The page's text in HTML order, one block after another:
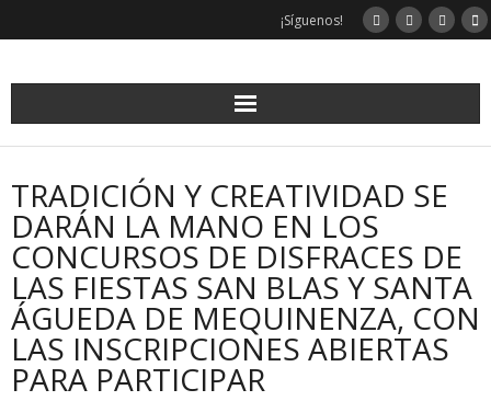
¡Síguenos!
TRADICIÓN Y CREATIVIDAD SE
DARÁN LA MANO EN LOS
CONCURSOS DE DISFRACES DE
LAS FIESTAS SAN BLAS Y SANTA
ÁGUEDA DE MEQUINENZA, CON
LAS INSCRIPCIONES ABIERTAS
PARA PARTICIPAR